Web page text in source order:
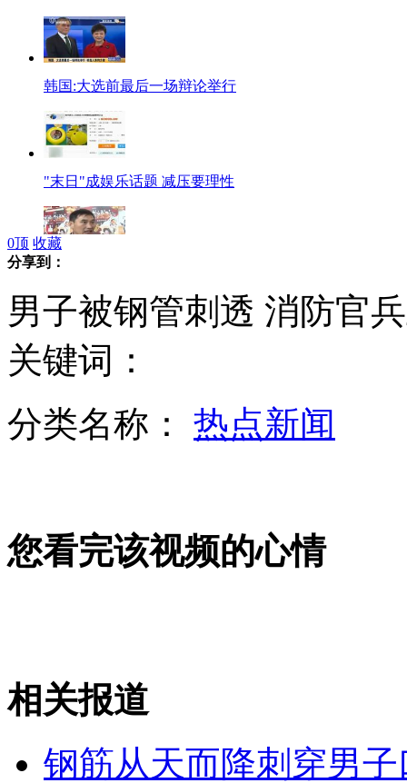
韩国:大选前最后一场辩论举行
"末日"成娱乐话题 减压要理性
凯特王妃孕后首度亮相
日本"第三极势力"将成气候?
<非诚勿扰>女嘉宾亿万富豪身份遭疑
0顶 收藏
分享到：
男子被钢管刺透 消防官
关键词：
分类名称： 热点新闻
您看完该视频的心情
相关报道
钢筋从天而降刺穿男子